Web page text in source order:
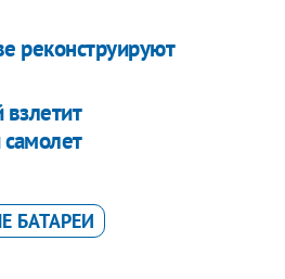
реконструируют
БАТАРЕИ